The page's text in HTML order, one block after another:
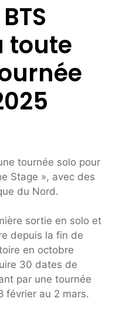
toute
tournée solo pour
Stage », avec des
du Nord.
sortie en solo et
depuis la fin de
en octobre
30 dates de
par une tournée
février au 2 mars.